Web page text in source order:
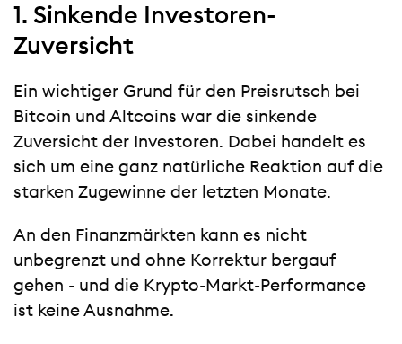
1. Sinkende Investoren-
Zuversicht
Ein wichtiger Grund für den Preisrutsch bei
Bitcoin und Altcoins war die sinkende
Zuversicht der Investoren. Dabei handelt es
sich um eine ganz natürliche Reaktion auf die
starken Zugewinne der letzten Monate.
An den Finanzmärkten kann es nicht
unbegrenzt und ohne Korrektur bergauf
gehen - und die Krypto-Markt-Performance
ist keine Ausnahme.